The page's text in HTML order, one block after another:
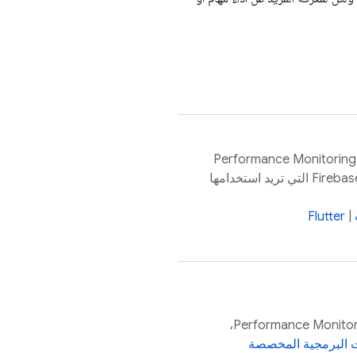
Performance Monitoring
إلى تطبيقك مع أي حزمة أخرى. منتجات Firebase التي تريد استخدامها
Flutter
Performance،
البرمجية المخصصة